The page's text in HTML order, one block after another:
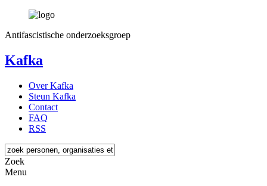
Antifascistische onderzoeksgroep
Kafka
Over Kafka
Steun Kafka
Contact
FAQ
RSS
Zoek
Menu